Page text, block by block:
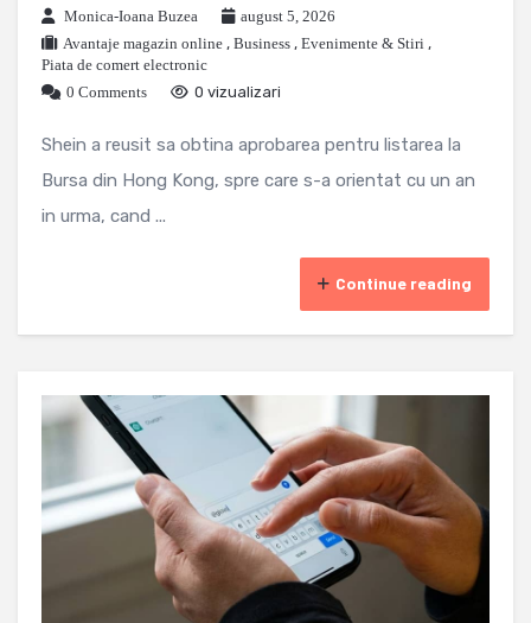
Monica-Ioana Buzea
august 5, 2026
Avantaje magazin online , Business , Evenimente & Stiri ,
Piata de comert electronic
0 Comments
0 vizualizari
Shein a reusit sa obtina aprobarea pentru listarea la
Bursa din Hong Kong, spre care s-a orientat cu un an
in urma, cand ...
Continue reading